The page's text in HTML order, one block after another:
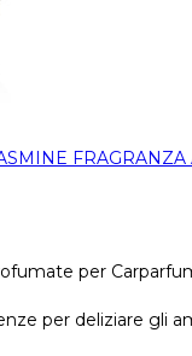
per
per deliziare gli